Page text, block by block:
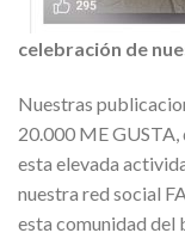
celebración de
Nuestras
20.000 ME
esta elevada
nuestra red social
esta comunidad del